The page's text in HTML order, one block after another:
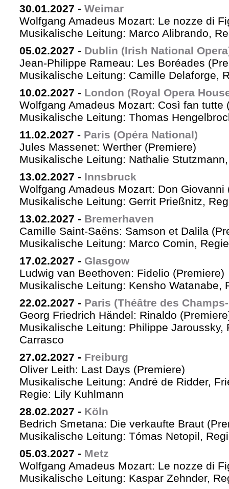
30.01.2027 - Weimar
Wolfgang Amadeus Mozart: Le nozze di
Musikalische Leitung: Marco Alibrando,
05.02.2027 - Dublin (Irish National
Jean-Philippe Rameau: Les Boréades
Musikalische Leitung: Camille Delaforge,
10.02.2027 - London (Royal Opera
Wolfgang Amadeus Mozart: Così fan tutte
Musikalische Leitung: Thomas
11.02.2027 - Paris (Opéra National)
Jules Massenet: Werther (Premiere)
Musikalische Leitung: Nathalie
13.02.2027 - Innsbruck
Wolfgang Amadeus Mozart: Don Giovanni
Musikalische Leitung: Gerrit Prießnitz,
13.02.2027 - Bremerhaven
Camille Saint-Saëns: Samson et Dalila
Musikalische Leitung: Marco Comin,
17.02.2027 - Glasgow
Ludwig van Beethoven: Fidelio (Premiere)
Musikalische Leitung: Kensho Watanabe,
22.02.2027 - Paris (Théâtre des
Georg Friedrich Händel: Rinaldo
Musikalische Leitung: Philippe Jaroussky,
Carrasco
27.02.2027 - Freiburg
Oliver Leith: Last Days (Premiere)
Musikalische Leitung: André de Ridder,
Regie: Lily Kuhlmann
28.02.2027 - Köln
Bedrich Smetana: Die verkaufte Braut
Musikalische Leitung: Tómas Netopil,
05.03.2027 - Metz
Wolfgang Amadeus Mozart: Le nozze di
Musikalische Leitung: Kaspar Zehnder,